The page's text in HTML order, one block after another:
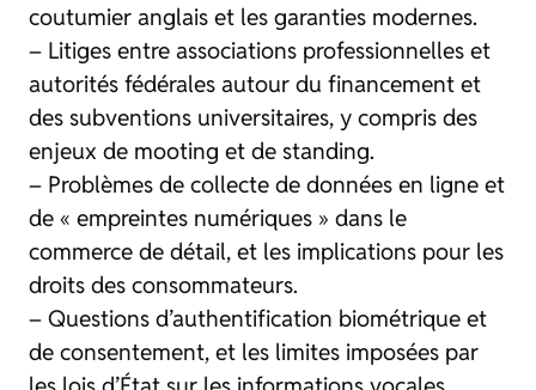
coutumier anglais et les garanties modernes.
– Litiges entre associations professionnelles et
autorités fédérales autour du financement et
des subventions universitaires, y compris des
enjeux de mooting et de standing.
– Problèmes de collecte de données en ligne et
de « empreintes numériques » dans le
commerce de détail, et les implications pour les
droits des consommateurs.
– Questions d’authentification biométrique et
de consentement, et les limites imposées par